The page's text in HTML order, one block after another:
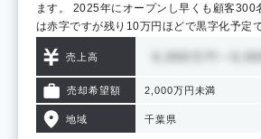
ます。 2025年にオープンし早くも顧客300
は赤字ですが残り10万円ほどで黒字化予定で
売上高
売却希望額 2,000万円未満
地域 千葉県